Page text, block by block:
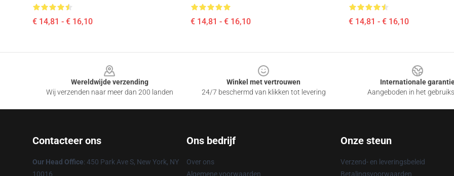
€ 14,81 - € 16,10 € 14,81 - € 16,10 € 14,81 - € 16,10
Wereldwijde verzending
Wij verzenden naar meer dan 200 landen
Winkel met vertrouwen
24/7 beschermd van klikken tot levering
Internationale
Aangeboden in het
Contacteer ons
Our Head Office: 450 Park Ave S, New York, NY
10016
Ons bedrijf
Over ons
Algemene voorwaarden
Onze steun
Verzend- en leveringsbeleid
Betalingsvoorwaarden